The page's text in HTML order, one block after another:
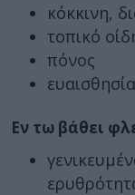
κόκκινη,
τοπικό
πόνος
Εν τω βάθει